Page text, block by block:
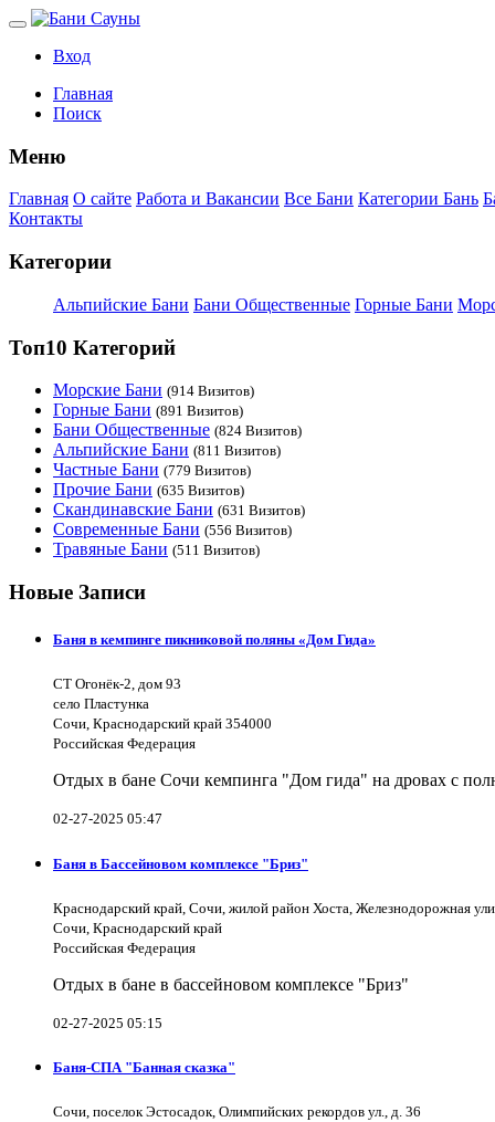
Вход
Главная
Поиск
Меню
Главная О сайте Работа и Вакансии Все Бани Категории Бань
Контакты
Категории
Альпийские Бани Бани Общественные Горные Бани
Топ10 Категорий
Морские Бани (914 Визитов)
Горные Бани (891 Визитов)
Бани Общественные (824 Визитов)
Альпийские Бани (811 Визитов)
Частные Бани (779 Визитов)
Прочие Бани (635 Визитов)
Скандинавские Бани (631 Визитов)
Современные Бани (556 Визитов)
Травяные Бани (511 Визитов)
Новые Записи
Баня в кемпинге пикниковой поляны «Дом Гида»
СТ Огонёк-2, дом 93
село Пластунка
Сочи, Краснодарский край 354000
Российская Федерация
Отдых в бане Сочи кемпинга "Дом гида" на дровах с
02-27-2025 05:47
Баня в Бассейновом комплексе "Бриз"
Краснодарский край, Сочи, жилой район Хоста, Железнодорожная
Сочи, Краснодарский край
Российская Федерация
Отдых в бане в бассейновом комплексе "Бриз"
02-27-2025 05:15
Баня-СПА "Банная сказка"
Сочи, поселок Эстосадок, Олимпийских рекордов ул., д. 36